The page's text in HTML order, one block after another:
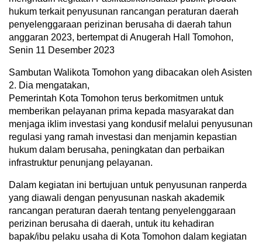
hukum terkait penyusunan rancangan peraturan daerah
penyelenggaraan perizinan berusaha di daerah tahun
anggaran 2023, bertempat di Anugerah Hall Tomohon,
Senin 11 Desember 2023
Sambutan Walikota Tomohon yang dibacakan oleh Asisten
2. Dia mengatakan,
Pemerintah Kota Tomohon terus berkomitmen untuk
memberikan pelayanan prima kepada masyarakat dan
menjaga iklim investasi yang kondusif melalui penyusunan
regulasi yang ramah investasi dan menjamin kepastian
hukum dalam berusaha, peningkatan dan perbaikan
infrastruktur penunjang pelayanan.
Dalam kegiatan ini bertujuan untuk penyusunan ranperda
yang diawali dengan penyusunan naskah akademik
rancangan peraturan daerah tentang penyelenggaraan
perizinan berusaha di daerah, untuk itu kehadiran
bapak/ibu pelaku usaha di Kota Tomohon dalam kegiatan